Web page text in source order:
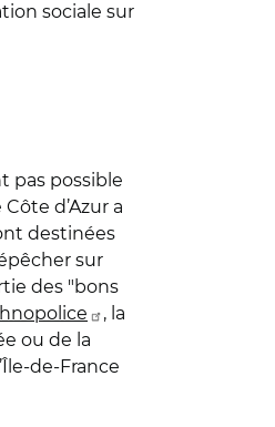
sociale sur
pas possible
d’Azur a
destinées
sur
des "bons
, la
ou de la
de-France